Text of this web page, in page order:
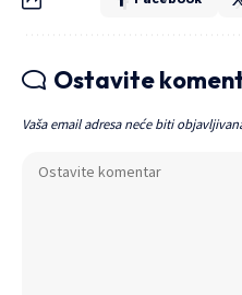
Ostavite
Vaša email adresa neće biti